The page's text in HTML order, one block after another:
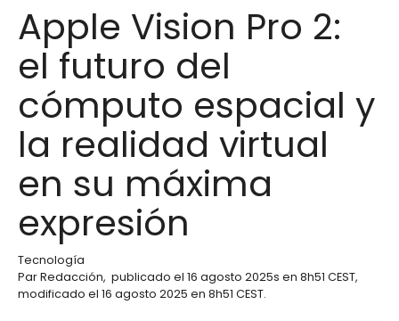
Apple Vision Pro 2:
el futuro del
cómputo espacial y
la realidad virtual
en su máxima
expresión
Tecnología
ParRedacción, publicado el 16 agosto 2025s en 8h51 CEST,
modificado el 16 agosto 2025 en 8h51 CEST.